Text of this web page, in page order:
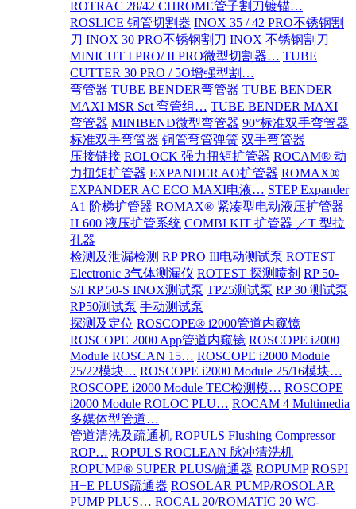
ROTRAC 28/42 CHROME管子割刀镀锚…
ROSLICE 铜管切割器 INOX 35 / 42 PRO不锈钢割
刀 INOX 30 PRO不锈钢割刀 INOX 不锈钢割刀
MINICUT I PRO/ II PRO微型切割器… TUBE
CUTTER 30 PRO / 5O增强型割…
弯管器 TUBE BENDER弯管器 TUBE BENDER
MAXI MSR Set 弯管组… TUBE BENDER MAXI
弯管器 MINIBEND微型弯管器 90°标准双手弯管器
标准双手弯管器 铜管弯管弹簧 双手弯管器
压接链接 ROLOCK 强力扭矩扩管器 ROCAM® 动
力扭矩扩管器 EXPANDER AO扩管器 ROMAX®
EXPANDER AC ECO MAXI电液… STEP Expander
A1 阶梯扩管器 ROMAX® 紧凑型电动液压扩管器
H 600 液压扩管系统 COMBI KIT 扩管器 ／T 型拉
孔器
检测及泄漏检测 RP PRO Ill电动测试泵 ROTEST
Electronic 3气体测漏仪 ROTEST 探测喷剂 RP 50-
S/I RP 50-S INOX测试泵 TP25测试泵 RP 30 测试泵
RP50测试泵 手动测试泵
探测及定位 ROSCOPE® i2000管道内窥镜
ROSCOPE 2000 App管道内窥镜 ROSCOPE i2000
Module ROSCAN 15… ROSCOPE i2000 Module
25/22模块… ROSCOPE i2000 Module 25/16模块…
ROSCOPE i2000 Module TEC检测模… ROSCOPE
i2000 Module ROLOC PLU… ROCAM 4 Multimedia
多媒体型管道…
管道清洗及疏通机 ROPULS Flushing Compressor
ROP… ROPULS ROCLEAN 脉冲清洗机
ROPUMP® SUPER PLUS/疏通器 ROPUMP ROSPI
H+E PLUS疏通器 ROSOLAR PUMP/ROSOLAR
PUMP PLUS… ROCAL 20/ROMATIC 20 WC-